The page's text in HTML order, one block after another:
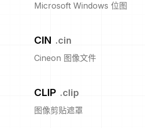
Microsoft Windows 位图
CIN .cin
Cineon 图像文件
CLIP .clip
图像剪贴遮罩